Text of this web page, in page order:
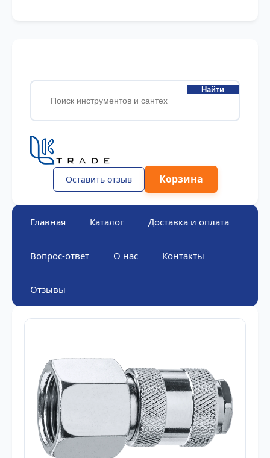
Найти
Оставить отзыв Корзина
Главная Каталог Доставка и оплата
Вопрос-ответ О нас Контакты
Отзывы